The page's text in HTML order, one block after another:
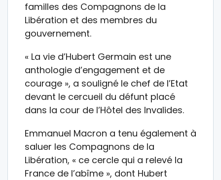
familles des Compagnons de la
Libération et des membres du
gouvernement.
« La vie d’Hubert Germain est une
anthologie d’engagement et de
courage », a souligné le chef de l’Etat
devant le cercueil du défunt placé
dans la cour de l’Hôtel des Invalides.
Emmanuel Macron a tenu également à
saluer les Compagnons de la
Libération, « ce cercle qui a relevé la
France de l’abîme », dont Hubert